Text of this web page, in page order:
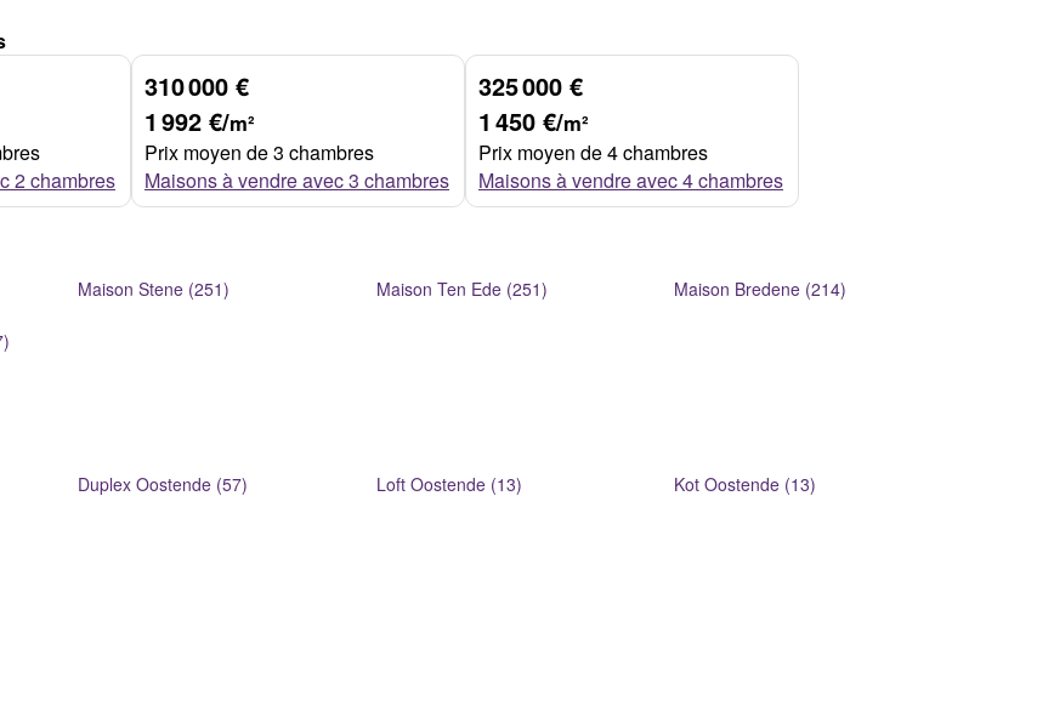
2 chambres
310 000 €
1 992 €/m²
Prix moyen de 3 chambres
Maisons à vendre avec 3 chambres
325 000 €
1 450 €/m²
Prix moyen de 4 chambres
Maisons à vendre avec 4 chambres
Maison Stene (251) Maison Ten Ede (251)
Maison Bredene (214)
Duplex Oostende (57) Loft Oostende (13)
Kot Oostende (13)